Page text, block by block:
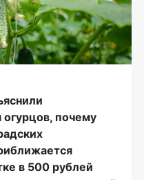
почему
в 500 рублей